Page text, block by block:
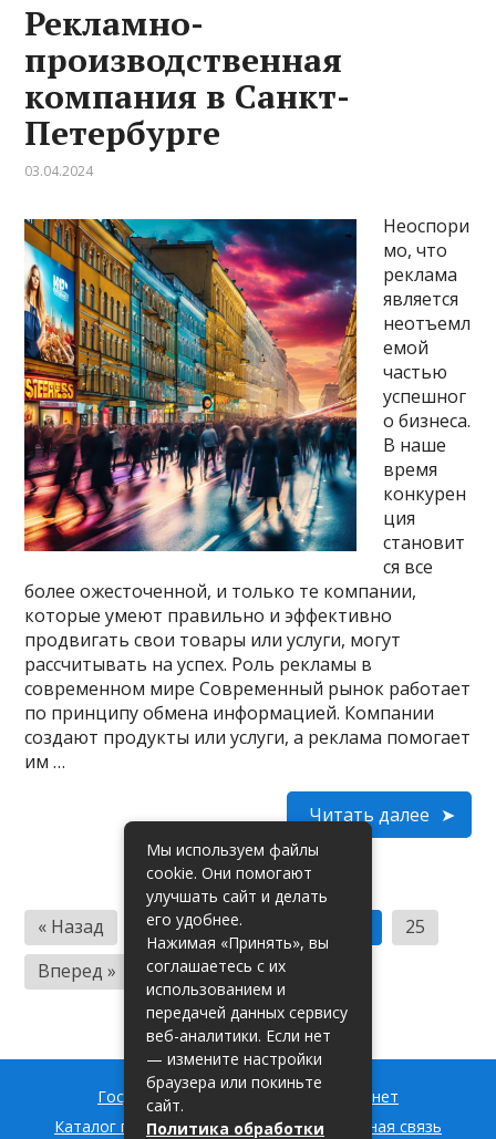
Рекламно-
производственная
компания в Санкт-
Петербурге
03.04.2024
Неоспори
мо, что
реклама
является
неотъемл
емой
частью
успешног
о бизнеса.
В наше
время
конкурен
ция
становит
ся все
более ожесточенной, и только те компании,
которые умеют правильно и эффективно
продвигать свои товары или услуги, могут
рассчитывать на успех. Роль рекламы в
современном мире Современный рынок работает
по принципу обмена информацией. Компании
создают продукты или услуги, а реклама помогает
им …
Читать далее
П
а
г
н
« Назад 1 … 22
25
Вперед »
Госуслуги РФ — вход в личный кабинет
Каталог государственных услуг
Обратная связь
Мы используем файлы
cookie. Они помогают
улучшать сайт и делать
его удобнее.
Нажимая «Принять», вы
соглашаетесь с их
использованием и
передачей данных сервису
веб-аналитики. Если нет
— измените настройки
браузера или покиньте
сайт.
Политика обработки